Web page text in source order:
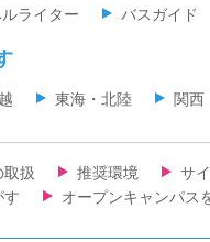
ライター バスガイド
東海・北陸 関西
取扱 推奨環境 サ
す
オープンキャンパス